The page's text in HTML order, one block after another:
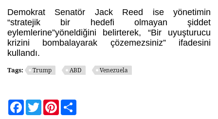
Demokrat Senatör Jack Reed ise yönetimin
“stratejik bir hedefi olmayan şiddet
eylemlerine”yöneldiğini belirterek, “Bir uyuşturucu
krizini bombalayarak çözemezsiniz” ifadesini
kullandı.
Tags: Trump ABD Venezuela
FacebookTwitterPinterest